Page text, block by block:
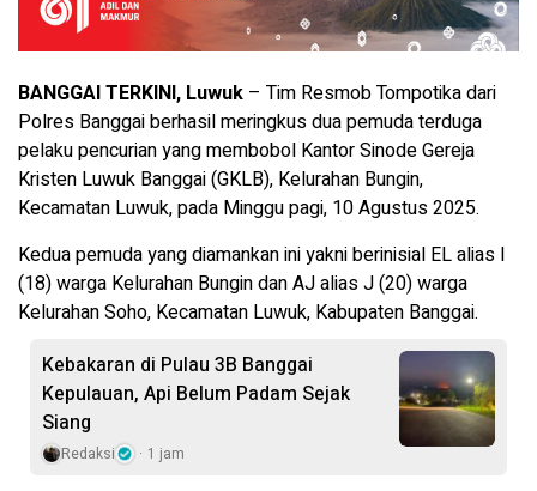
BANGGAI TERKINI, Luwuk – Tim Resmob Tompotika dari
Polres Banggai berhasil meringkus dua pemuda terduga
pelaku pencurian yang membobol Kantor Sinode Gereja
Kristen Luwuk Banggai (GKLB), Kelurahan Bungin,
Kecamatan Luwuk, pada Minggu pagi, 10 Agustus 2025.
Kedua pemuda yang diamankan ini yakni berinisial EL alias I
(18) warga Kelurahan Bungin dan AJ alias J (20) warga
Kelurahan Soho, Kecamatan Luwuk, Kabupaten Banggai.
Kebakaran di Pulau 3B Banggai
Kepulauan, Api Belum Padam Sejak
Siang
Redaksi 1 jam